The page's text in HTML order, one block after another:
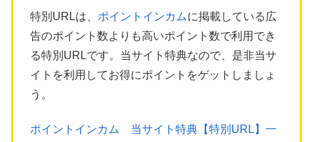
特別URLは、 ポイントインカムに掲載している広
告のポイント数よりも高いポイント数で利用でき
る特別URLです。当サイト特典なので、是非当サ
イトを利用してお得にポイントをゲットしましょ
う。
ポイントインカム 当サイト特典【特別URL】一